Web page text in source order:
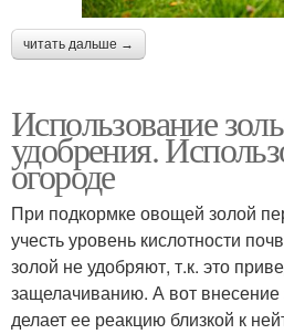
читать дальше →
Использование
удобрения.
огороде
При подкормке овощей золой
учесть уровень кислотности
золой не удобряют, т.к. это
защелачиванию. А вот
делает ее реакцию близкой к